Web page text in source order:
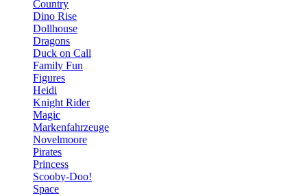
Country
Dino Rise
Dollhouse
Dragons
Duck on Call
Family Fun
Figures
Heidi
Knight Rider
Magic
Markenfahrzeuge
Novelmoore
Pirates
Princess
Scooby-Doo!
Space